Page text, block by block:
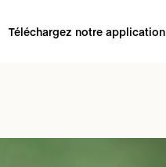
Téléchargez notre application